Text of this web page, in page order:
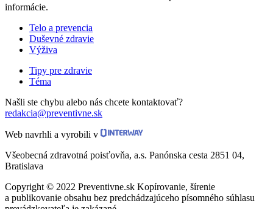
informácie.
Telo a prevencia
Duševné zdravie
Výživa
Tipy pre zdravie
Téma
Našli ste chybu alebo nás chcete kontaktovať?
redakcia@preventivne.sk
Web navrhli a vyrobili v
Všeobecná zdravotná poisťovňa, a.s. Panónska cesta 2851 04,
Bratislava
Copyright © 2022 Preventivne.sk Kopírovanie, šírenie
a publikovanie obsahu bez predchádzajúceho písomného súhlasu